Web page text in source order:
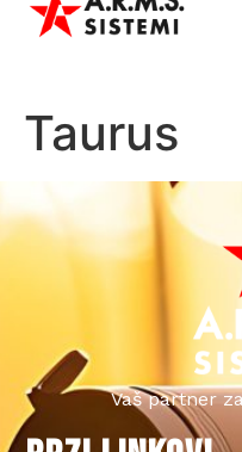
Taurus
Vaš partner